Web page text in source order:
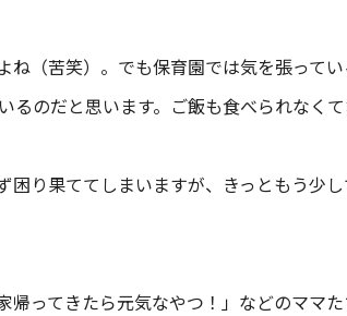
（苦笑）。でも保育園では気を張って
るのだと思います。ご飯も食べられなく
り果ててしまいますが、きっともう少し
ってきたら元気なやつ！」などのママた